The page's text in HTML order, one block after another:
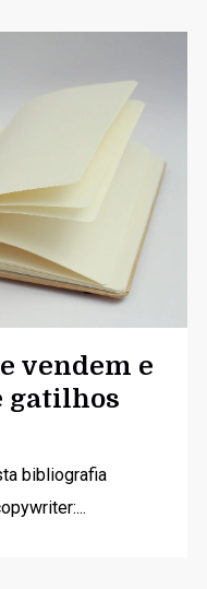
vendem e
gatilhos
bibliografia